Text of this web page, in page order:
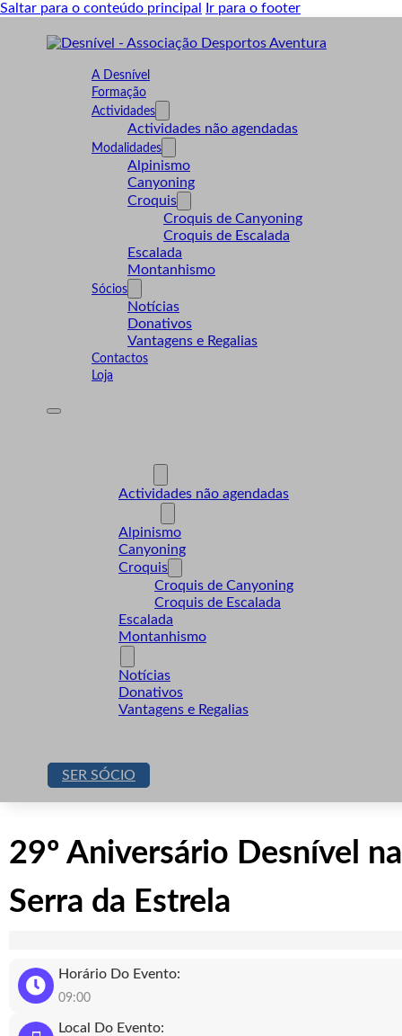
Saltar para o conteúdo principal Ir para o footer
A Desnível
Formação
Actividades
Actividades não agendadas
Modalidades
Alpinismo
Canyoning
Croquis
Croquis de Canyoning
Croquis de Escalada
Escalada
Montanhismo
Sócios
Notícias
Donativos
Vantagens e Regalias
Contactos
Loja
Actividades não agendadas
Alpinismo
Canyoning
Croquis
Croquis de Canyoning
Croquis de Escalada
Escalada
Montanhismo
Notícias
Donativos
Vantagens e Regalias
SER SÓCIO
29º Aniversário Desnível na
Serra da Estrela
Horário Do Evento:
09:00
Local Do Evento: